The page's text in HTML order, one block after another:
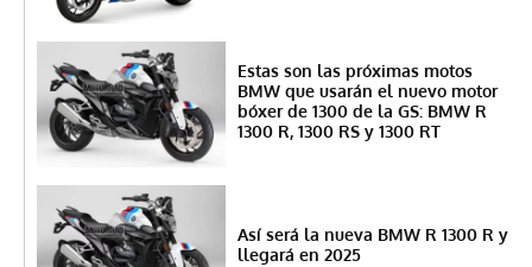
Estas son las próximas motos
BMW que usarán el nuevo motor
bóxer de 1300 de la GS: BMW R
1300 R, 1300 RS y 1300 RT
Así será la nueva BMW R 1300 R y
llegará en 2025